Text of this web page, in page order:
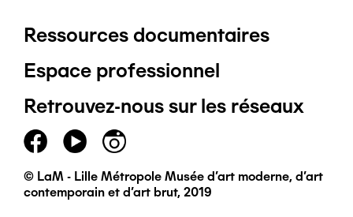
Pied
de
page
principal
Ressources documentaires
Espace professionnel
Retrouvez-nous sur les réseaux
© LaM - Lille Métropole Musée d'art moderne, d'art
contemporain et d'art brut, 2019